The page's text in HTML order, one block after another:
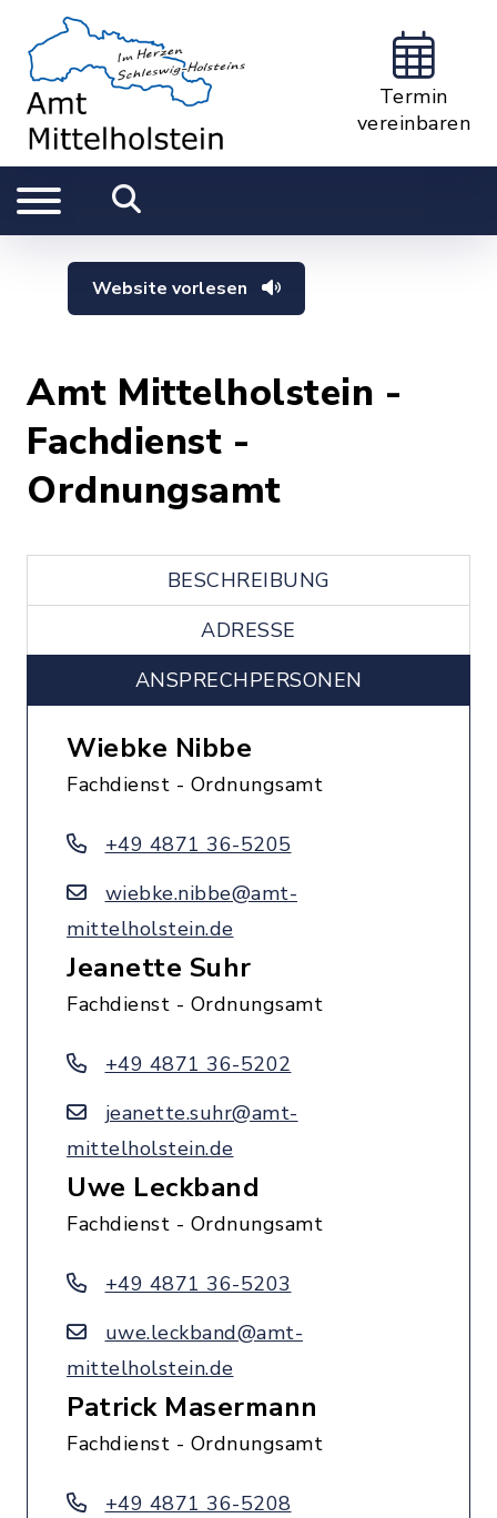
Termin
vereinbaren
Website vorlesen
Amt Mittelholstein -
Fachdienst -
Ordnungsamt
BESCHREIBUNG
ADRESSE
ANSPRECHPERSONEN
Wiebke Nibbe
Fachdienst - Ordnungsamt
+49 4871 36-5205
wiebke.nibbe@amt-
mittelholstein.de
Jeanette Suhr
Fachdienst - Ordnungsamt
+49 4871 36-5202
jeanette.suhr@amt-
mittelholstein.de
Uwe Leckband
Fachdienst - Ordnungsamt
+49 4871 36-5203
uwe.leckband@amt-
mittelholstein.de
Patrick Masermann
Fachdienst - Ordnungsamt
+49 4871 36-5208